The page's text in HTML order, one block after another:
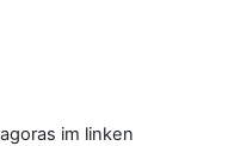
im linken